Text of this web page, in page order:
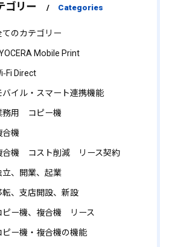
ゴリー Categories
てのカテゴリー
Mobile Print
Direct
バイル・スマート連携機能
務用 コピー機
合機
合機 コスト削減 リース契約
立、開業、起業
転、支店開設、新設
ピー機、複合機 リース
ピー機・複合機の機能